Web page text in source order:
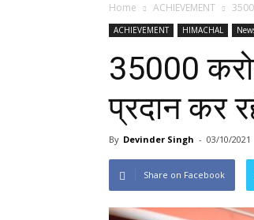
Home ACHIEVEMENT
ACHIEVEMENT HIMACHAL
35000
प्रदान कर
By Devinder Singh - 03/10/2021
Share on Facebook